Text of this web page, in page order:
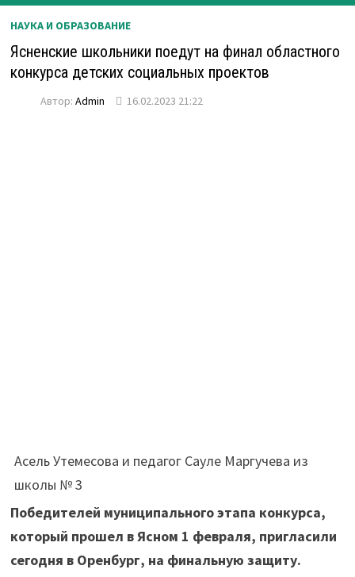
НАУКА И ОБРАЗОВАНИЕ
Ясненские школьники поедут на финал областного
конкурса детских социальных проектов
Автор: Admin 16.02.2023 21:22
Асель Утемесова и педагог Сауле Маргучева из
школы № 3
Победителей муниципального этапа конкурса,
который прошел в Ясном 1 февраля, пригласили
сегодня в Оренбург, на финальную защиту.